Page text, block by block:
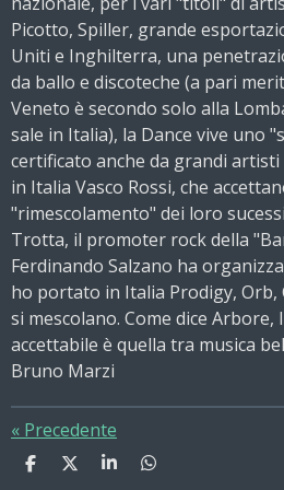
Picotto, Spiller, grande
Uniti e Inghilterra, una
da ballo e discoteche (a pari
Veneto è secondo solo alla
sale in Italia), la Dance vive uno
certificato anche da grandi
in Italia Vasco Rossi, che
"rimescolamento" dei loro
Trotta, il promoter rock della
Ferdinando Salzano ha
ho portato in Italia Prodigy, Orb,
si mescolano. Come dice Arbore,
accettabile è quella tra musica
Bruno Marzi
« Precedente
C
C
C
C